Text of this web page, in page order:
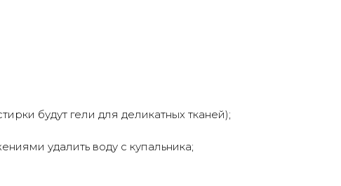
будут гели для деликатных тканей);
удалить воду с купальника;